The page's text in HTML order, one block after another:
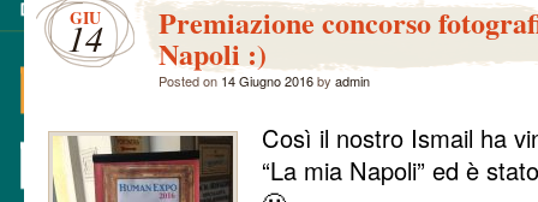
GIU
14 Premiazione concorso
Napoli :)
Posted on 14 Giugno 2016by admin
Così il nostro Ismail ha
“La mia Napoli” ed è